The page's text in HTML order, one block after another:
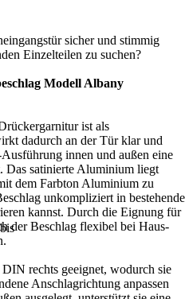
sicher und stimmig
Einzelteilen zu suchen?
Modell Albany
ist als
dadurch an der Tür klar und
innen und außen eine
Das satinierte Aluminium liegt
dem Farbton Aluminium zu
unkompliziert in bestehende
kannst. Durch die Eignung für
der Beschlag flexibel bei Haus-
rechts geeignet, wodurch sie
Anschlagrichtung anpassen